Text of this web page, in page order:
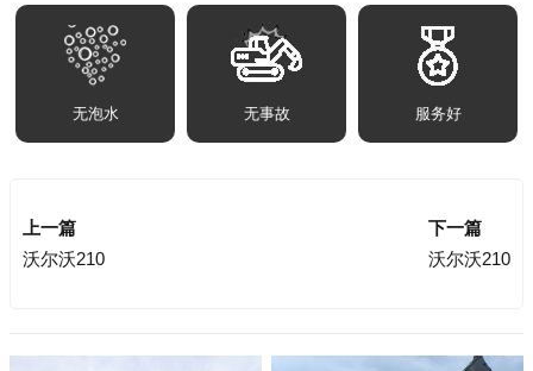
无泡水 无事故 服务好
上一篇
沃尔沃210
下一篇
沃尔沃210